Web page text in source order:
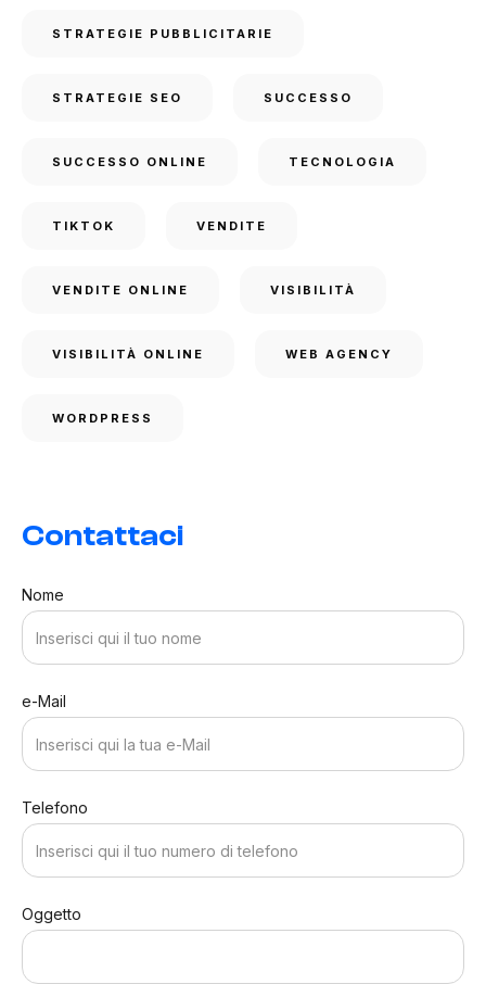
STRATEGIE PUBBLICITARIE
STRATEGIE SEO SUCCESSO
SUCCESSO ONLINE TECNOLOGIA
TIKTOK VENDITE
VENDITE ONLINE VISIBILITÀ
VISIBILITÀ ONLINE WEB AGENCY
WORDPRESS
Contattaci
Nome
e-Mail
Telefono
Oggetto